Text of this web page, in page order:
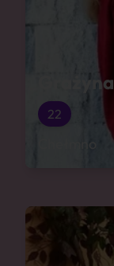
Grażyna
22
Chełmno